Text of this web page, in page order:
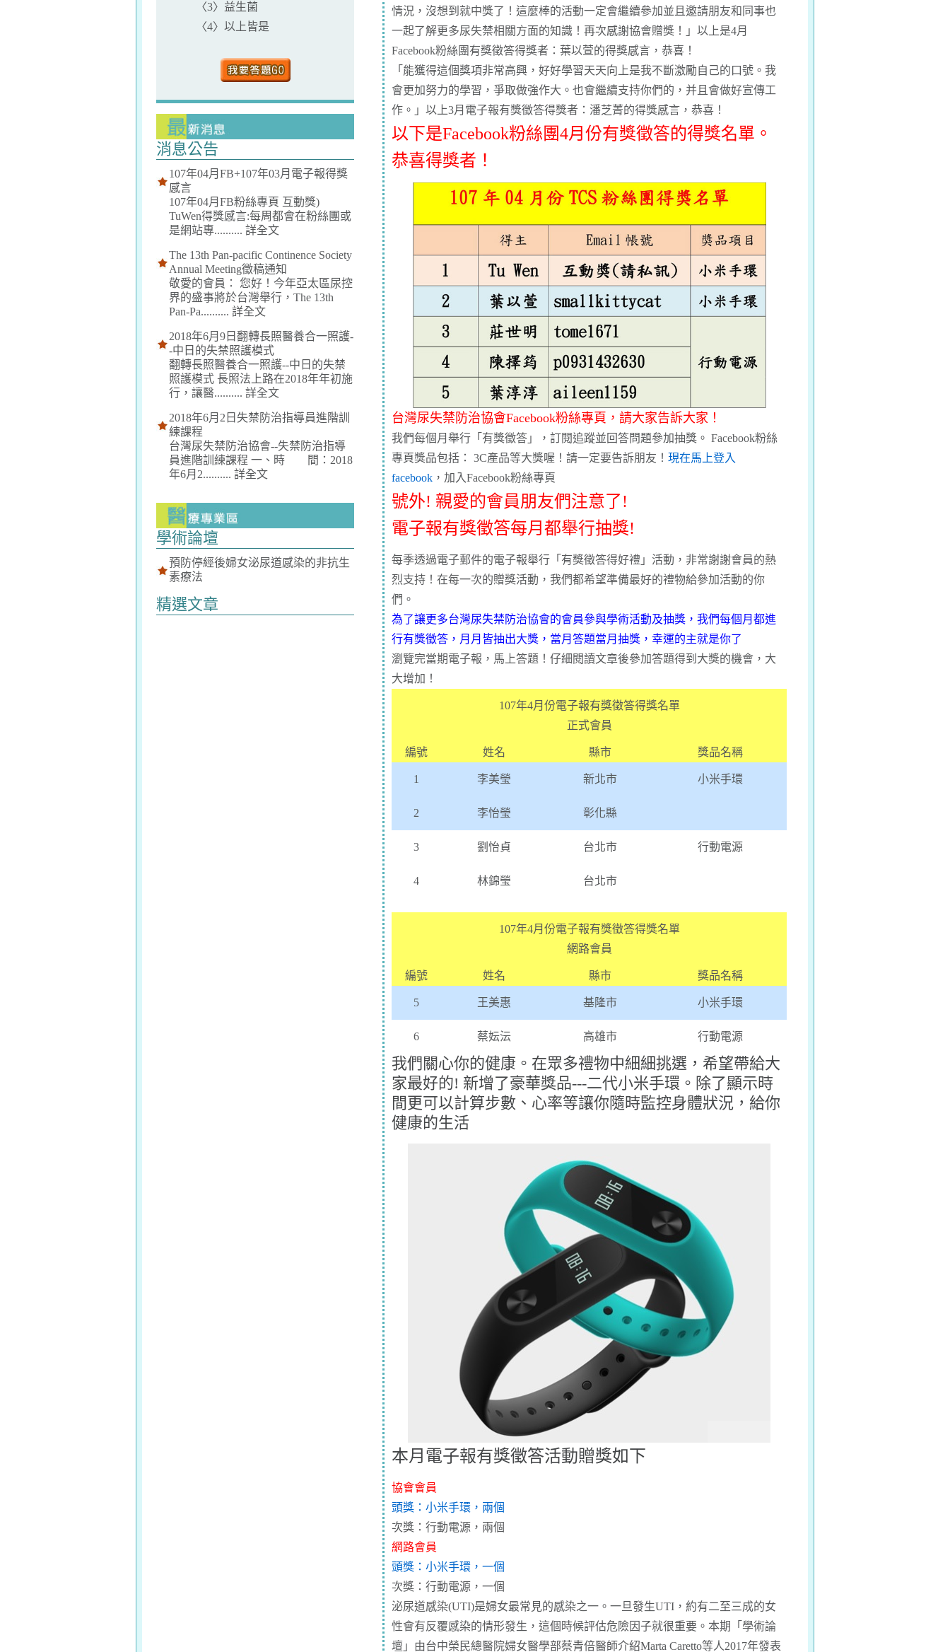
〈3〉益生菌
〈4〉以上皆是
消息公告
107年04月FB+107年03月電子報得獎
感言
107年04月FB粉絲專頁 互動獎)
TuWen得獎感言:每周都會在粉絲團或
是網站專.......... 詳全文
The 13th Pan-pacific Continence Society
Annual Meeting徵稿通知
敬愛的會員： 您好！今年亞太區尿控
界的盛事將於台灣舉行，The 13th
Pan-Pa.......... 詳全文
2018年6月9日翻轉長照醫養合一照護-
-中日的失禁照護模式
翻轉長照醫養合一照護--中日的失禁
照護模式 長照法上路在2018年年初施
行，讓醫.......... 詳全文
2018年6月2日失禁防治指導員進階訓
練課程
台灣尿失禁防治協會--失禁防治指導
員進階訓練課程 一、時 間：2018
年6月2.......... 詳全文
學術論壇
預防停經後婦女泌尿道感染的非抗生
素療法
精選文章
情況，沒想到就中獎了！這麼棒的活動一定會繼續參加並且邀請朋友和同事也
一起了解更多尿失禁相關方面的知識！再次感謝協會贈獎！」以上是4月
Facebook粉絲團有獎徵答得獎者：葉以萱的得獎感言 ，恭喜！
「能獲得這個獎項非常高興，好好學習天天向上是我不斷激勵自己的口號。我
會更加努力的學習，爭取做強作大。也會繼續支持你們的，并且會做好宣傳工
作。」以上3月電子報有獎徵答得獎者：潘芝菁的得獎感言 ，恭喜！
以下是Facebook粉絲團4月份有獎徵答的得獎名單。
恭喜得獎者！
台灣尿失禁防治協會Facebook粉絲專頁，請大家告訴大家！
我們每個月舉行「有獎徵答」，訂閱追蹤並回答問題參加抽獎。 Facebook粉絲
專頁獎品包括： 3C產品等大獎喔！請一定要告訴朋友！ 現在馬上登入
facebook ，加入Facebook粉絲專頁
號外! 親愛的會員朋友們注意了!
電子報有獎徵答每月都舉行抽獎!
每季透過電子郵件的電子報舉行「有獎徵答得好禮」活動，非常謝謝會員的熱
烈支持！在每一次的贈獎活動，我們都希望準備最好的禮物給參加活動的你
們。
為了讓更多台灣尿失禁防治協會的會員參與學術活動及抽獎，我們每個月都進
行有獎徵答，月月皆抽出大獎，當月答題當月抽獎，幸運的主就是你了
瀏覽完當期電子報，馬上答題！仔細閱讀文章後參加答題得到大獎的機會，大
大增加！
107年4月份電子報有獎徵答得獎名單
正式會員
編號 姓名 縣市 獎品名稱
1 李美瑩 新北市 小米手環
2 李怡瑩 彰化縣
3 劉怡貞 台北市 行動電源
4 林錦瑩 台北市
107年4月份電子報有獎徵答得獎名單
網路會員
編號 姓名 縣市 獎品名稱
5 王美惠 基隆市 小米手環
6 蔡妘沄 高雄市 行動電源
我們關心你的健康。在眾多禮物中細細挑選，希望帶給大
家最好的! 新增了豪華獎品---二代小米手環。除了顯示時
間更可以計算步數、心率等讓你隨時監控身體狀況，給你
健康的生活
本月電子報有獎徵答活動贈獎如下
協會會員
頭獎：小米手環，兩個
次獎：行動電源，兩個
網路會員
頭獎：小米手環，一個
次獎：行動電源，一個
泌尿道感染(UTI)是婦女最常見的感染之一。一旦發生UTI，約有二至三成的女
性會有反覆感染的情形發生，這個時候評估危險因子就很重要。本期「 學術論
壇 」由台中榮民總醫院婦女醫學部蔡青倍醫師介紹Marta Caretto等人2017年發表